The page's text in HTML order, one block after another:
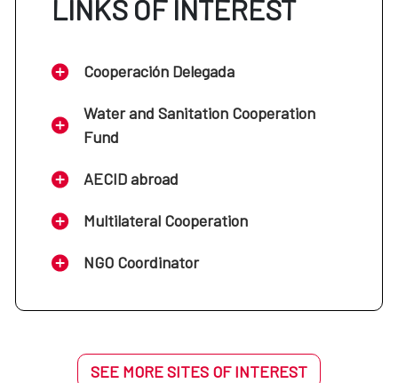
LINKS OF INTEREST
Cooperación Delegada
Water and Sanitation Cooperation
Fund
AECID abroad
Multilateral Cooperation
NGO Coordinator
SEE MORE SITES OF INTEREST